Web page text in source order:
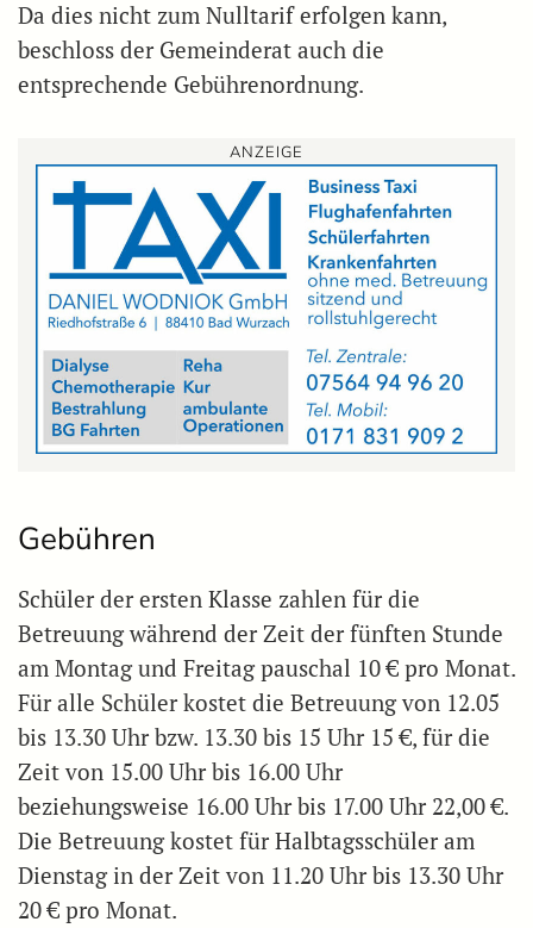
Da dies nicht zum Nulltarif erfolgen kann,
beschloss der Gemeinderat auch die
entsprechende Gebührenordnung.
ANZEIGE
Gebühren
Schüler der ersten Klasse zahlen für die
Betreuung während der Zeit der fünften Stunde
am Montag und Freitag pauschal 10 € pro Monat.
Für alle Schüler kostet die Betreuung von 12.05
bis 13.30 Uhr bzw. 13.30 bis 15 Uhr 15 €, für die
Zeit von 15.00 Uhr bis 16.00 Uhr
beziehungsweise 16.00 Uhr bis 17.00 Uhr 22,00 €.
Die Betreuung kostet für Halbtagsschüler am
Dienstag in der Zeit von 11.20 Uhr bis 13.30 Uhr
20 € pro Monat.